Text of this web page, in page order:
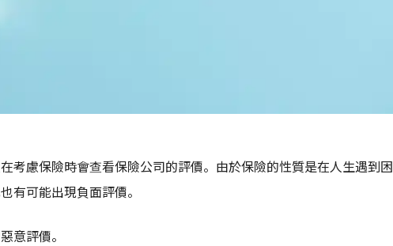
考慮保險時會查看保險公司的評價。由於保險的性質是在人生遇到困
有可能出現負面評價。
意評價。